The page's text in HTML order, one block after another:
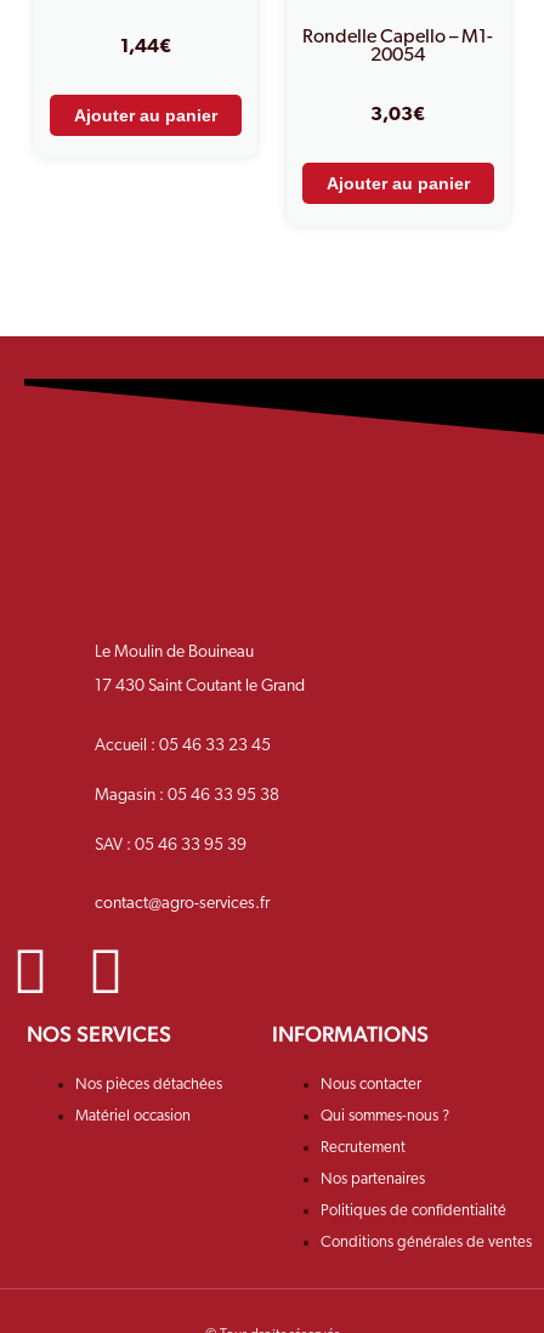
1,44€
Ajouter au panier
Rondelle Capello – M1-
20054
3,03€
Ajouter au panier
Le Moulin de Bouineau
17 430 Saint Coutant le Grand
Accueil : 05 46 33 23 45
Magasin : 05 46 33 95 38
SAV : 05 46 33 95 39
contact@agro-services.fr
NOS SERVICES
Nos pièces détachées
Matériel occasion
INFORMATIONS
Nous contacter
Qui sommes-nous ?
Recrutement
Nos partenaires
Politiques de confidentialité
Conditions générales de ventes